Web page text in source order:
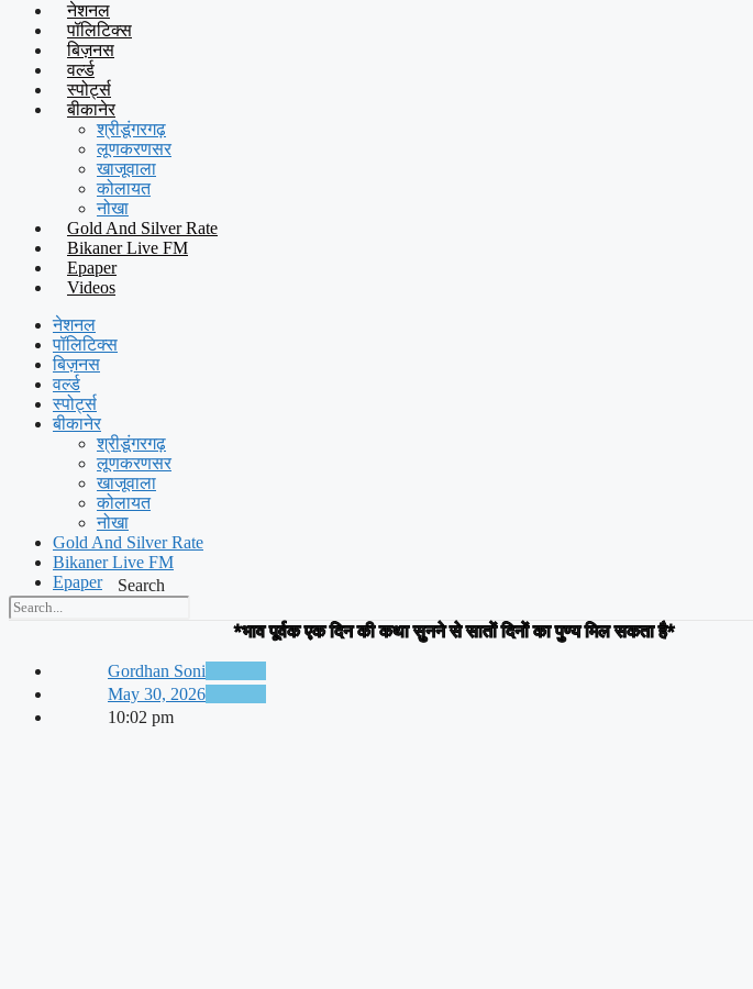
नेशनल
पॉलिटिक्स
बिज़नस
वर्ल्ड
स्पोर्ट्स
बीकानेर
श्रीडूंगरगढ़
लूणकरणसर
खाजूवाला
कोलायत
नोखा
Gold And Silver Rate
Bikaner Live FM
Epaper
Videos
नेशनल
पॉलिटिक्स
बिज़नस
वर्ल्ड
स्पोर्ट्स
बीकानेर
श्रीडूंगरगढ़
लूणकरणसर
खाजूवाला
कोलायत
नोखा
Gold And Silver Rate
Bikaner Live FM
Epaper
Videos
Search
*भाव पूर्वक एक दिन की कथा सुनने से सातों दिनों का पुण्य मिल सकता है*
Gordhan Soni
May 30, 2026
10:02 pm